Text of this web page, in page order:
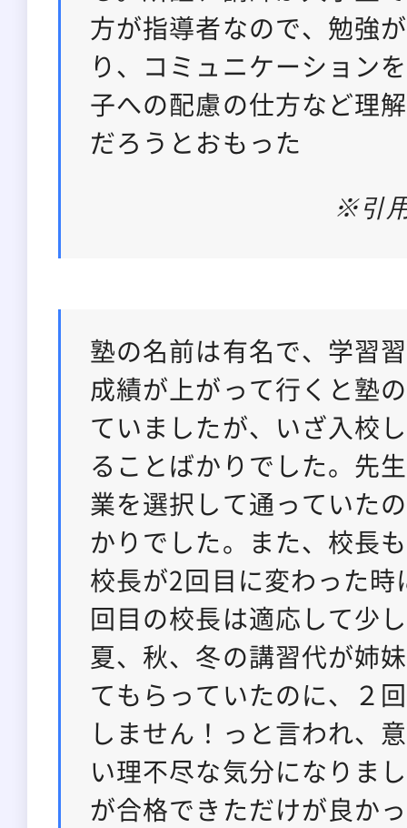
方が指導者なので、勉強
り、コミュニケーション
子への配慮の仕方など理
だろうとおもった
※引
塾の名前は有名で、学習
成績が上がって行くと塾
ていましたが、いざ入校
ることばかりでした。先
業を選択して通っていた
かりでした。また、校長
校長が2回目に変わった
回目の校長は適応して少
夏、秋、冬の講習代が姉
てもらっていたのに、２
しません！っと言われ、
い理不尽な気分になりま
が合格できただけが良か